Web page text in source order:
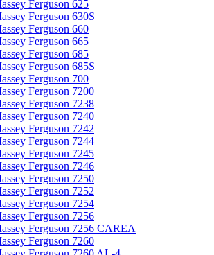
Ferguson 625
Ferguson 630S
Ferguson 660
Ferguson 665
Ferguson 685
Ferguson 685S
Ferguson 700
Ferguson 7200
Ferguson 7238
Ferguson 7240
Ferguson 7242
Ferguson 7244
Ferguson 7245
Ferguson 7246
Ferguson 7250
Ferguson 7252
Ferguson 7254
Ferguson 7256
Ferguson 7256 CAREA
Ferguson 7260